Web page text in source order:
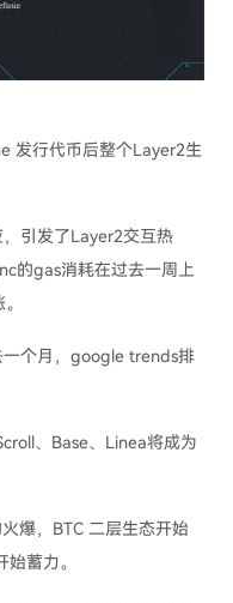
发行代币后整个Layer2生
引发了Layer2交互热
的gas消耗在过去一周上
一个月，google trends排
、Base、Linea将成为
爆，BTC 二层生态开始
蓄力。